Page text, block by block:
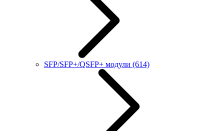
SFP/SFP+/QSFP+ модули (614)